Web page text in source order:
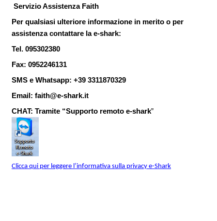
Servizio Assistenza Faith
Per qualsiasi ulteriore informazione in merito o per
assistenza contattare la e-shark:
Tel. 095302380
Fax: 0952246131
SMS e Whatsapp: +39 3311870329
Email: faith@e-shark.it
CHAT: Tramite “Supporto remoto e-shark”
Clicca qui per leggere l’informativa sulla privacy e-Shark